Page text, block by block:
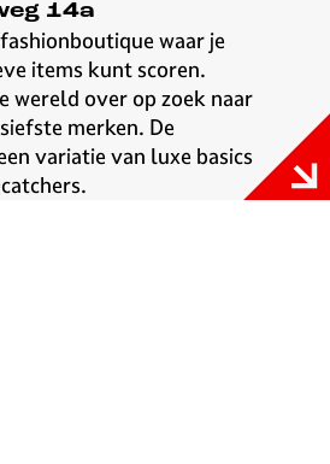
14a
waar je
items kunt scoren.
wereld over op zoek naar
merken. De
variatie van luxe basics